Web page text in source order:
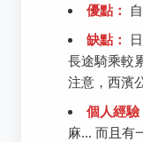
優點：
缺點：
長途騎乘較
注意，西濱
個人經驗
麻... 而且有